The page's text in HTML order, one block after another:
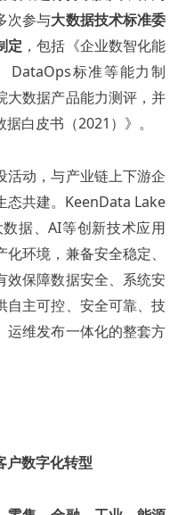
次参与大数据技术标准委
定 ，包括《企业数智化能
DataOps标准等能力制
大数据产品能力测评，并
白皮书（2021）》。
活动，与产业链上下游企
态共建。KeenData Lake
据、AI等创新技术应用
环境，兼备安全稳定、
效保障数据安全、系统安
自主可控、安全可靠、技
运维发布一体化的整套方
户数字化转型